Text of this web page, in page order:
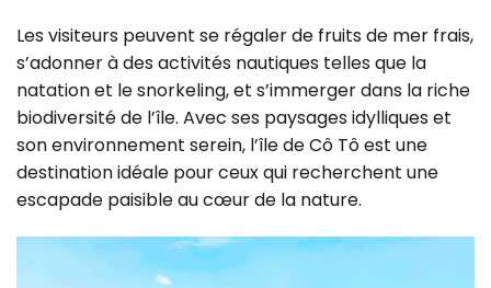
Les visiteurs peuvent se régaler de fruits de mer frais,
s’adonner à des activités nautiques telles que la
natation et le snorkeling, et s’immerger dans la riche
biodiversité de l’île. Avec ses paysages idylliques et
son environnement serein, l’île de Cô Tô est une
destination idéale pour ceux qui recherchent une
escapade paisible au cœur de la nature.